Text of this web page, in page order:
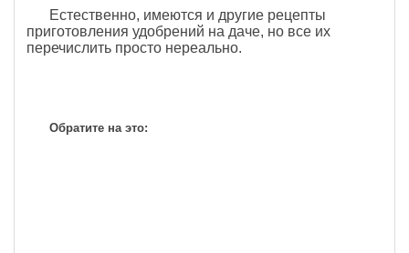
Естественно, имеются и другие рецепты
приготовления удобрений на даче, но все их
перечислить просто нереально.
Обратите на это: